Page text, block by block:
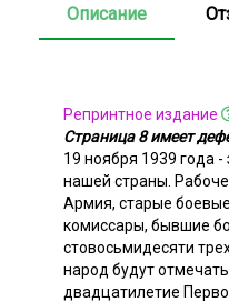
Описание
Репринтное издание
Страница 8 имеет
19 ноября 1939 года
нашей страны.
Армия, старые
комиссары, бывшие
стовосьмидесяти
народ будут
двадцатилетие